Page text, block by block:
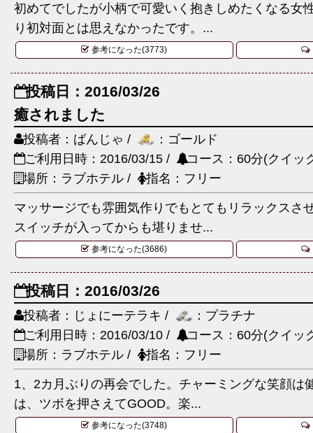
初めてでしたが小柄で可愛いく抱きしめたくなる女
り初対面とは思えなかったです。...
参考になった(3773)
投稿日：2016/03/26
癒されました
投稿者：ばんじゃ /
：ゴールド
ご利用日時：2016/03/15 /
コース：60分(クイ
場所：ラブホテル /
指名：フリー
マッサージでも雰囲気作りでもとてもリラックスさ
スイッチが入ってからも堪りませ...
参考になった(3686)
投稿日：2016/03/26
投稿者：じょにーテラキ /
：プラチナ
ご利用日時：2016/03/10 /
コース：60分(クイ
場所：ラブホテル /
指名：フリー
1、2カ月ぶりの再会でした。チャーミングな笑顔は
は、ツボを押さえてGOOD。楽...
参考になった(3748)